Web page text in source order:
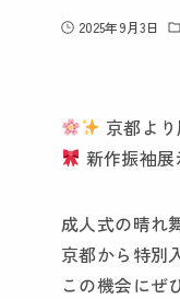
2025年9月3日
京都よ
新作振袖
成人式の晴れ
京都から特別
この機会にぜ